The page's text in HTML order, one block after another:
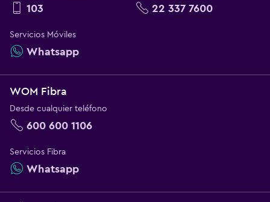
103 22 337 7600
Servicios Móviles
Whatsapp
WOM Fibra
Desde cualquier teléfono
600 600 1106
Servicios Fibra
Whatsapp